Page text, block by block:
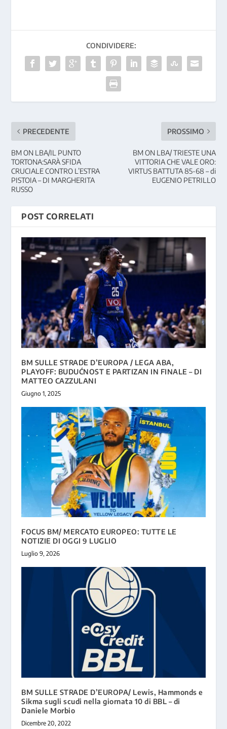
CONDIVIDERE:
PRECEDENTE
BM ON LBA/IL PUNTO
TORTONA:SARÀ SFIDA
CRUCIALE CONTRO L’ESTRA
PISTOIA – DI MARGHERITA
RUSSO
PROSSIMO
BM ON LBA/ TRIESTE UNA
VITTORIA CHE VALE ORO:
VIRTUS BATTUTA 85-68 – di
EUGENIO PETRILLO
POST CORRELATI
BM SULLE STRADE D’EUROPA / LEGA ABA,
PLAYOFF: BUDUĆNOST E PARTIZAN IN FINALE – DI
MATTEO CAZZULANI
Giugno 1, 2025
FOCUS BM/ MERCATO EUROPEO: TUTTE LE
NOTIZIE DI OGGI 9 LUGLIO
Luglio 9, 2026
BM SULLE STRADE D’EUROPA/ Lewis, Hammonds e
Sikma sugli scudi nella giornata 10 di BBL – di
Daniele Morbio
Dicembre 20, 2022